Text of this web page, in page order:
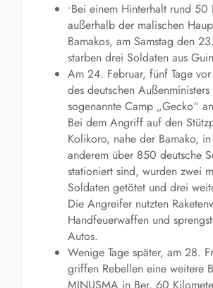
•Bei einem Hinterhalt rund 50
außerhalb der malischen
Bamakos, am Samstag den
starben drei Soldaten aus
Am 24. Februar, fünf Tage
des deutschen
sogenannte Camp „Gecko“
Bei dem Angriff auf den
Kolikoro, nahe der Bamako,
anderem über 850 deutsche
stationiert sind, wurden zwei
Soldaten getötet und drei
Die Angreifer nutzten
Handfeuerwaffen und
Autos.
Wenige Tage später, am 28.
griffen Rebellen eine weitere